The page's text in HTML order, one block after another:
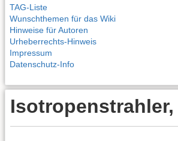
TAG-Liste
Wunschthemen für das Wiki
Hinweise für Autoren
Urheberrechts-Hinweis
Impressum
Datenschutz-Info
Isotropenstrahler,